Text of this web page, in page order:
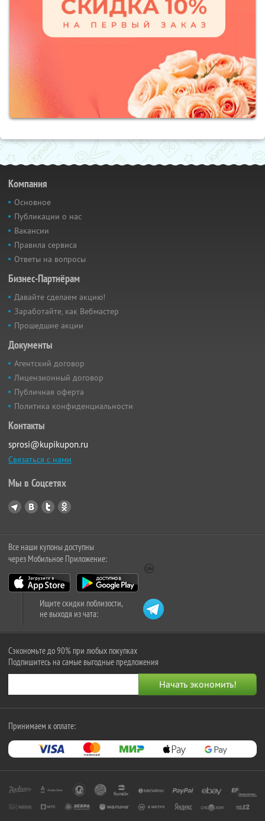
Компания
Основное
Публикации о нас
Вакансии
Правила сервиса
Ответы на вопросы
Бизнес-Партнёрам
Давайте сделаем акцию!
Заработайте, как Вебмастер
Прошедшие акции
Документы
Агентский договор
Лицензионный договор
Публичная оферта
Политика конфиденциальности
Контакты
sprosi@kupikupon.ru
Связаться с нами
Мы в Соцсетях
Все наши купоны доступны
через Мобильное Приложение:
Ищите скидки поблизости,
не выходя из чата:
Сэкономьте до 90% при любых покупках
Подпишитесь на самые выгодные предложения
Принимаем к оплате: